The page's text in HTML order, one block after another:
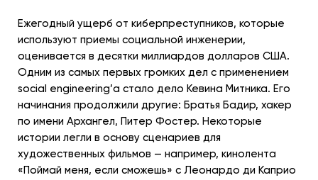
Ежегодный ущерб от киберпреступников, которые
используют приемы социальной инженерии,
оценивается в десятки миллиардов долларов США.
Одним из самых первых громких дел с применением
social engineering’а стало дело Кевина Митника. Его
начинания продолжили другие: Братья Бадир, хакер
по имени Архангел, Питер Фостер. Некоторые
истории легли в основу сценариев для
художественных фильмов — например, кинолента
«Поймай меня, если сможешь» с Леонардо ди Каприо